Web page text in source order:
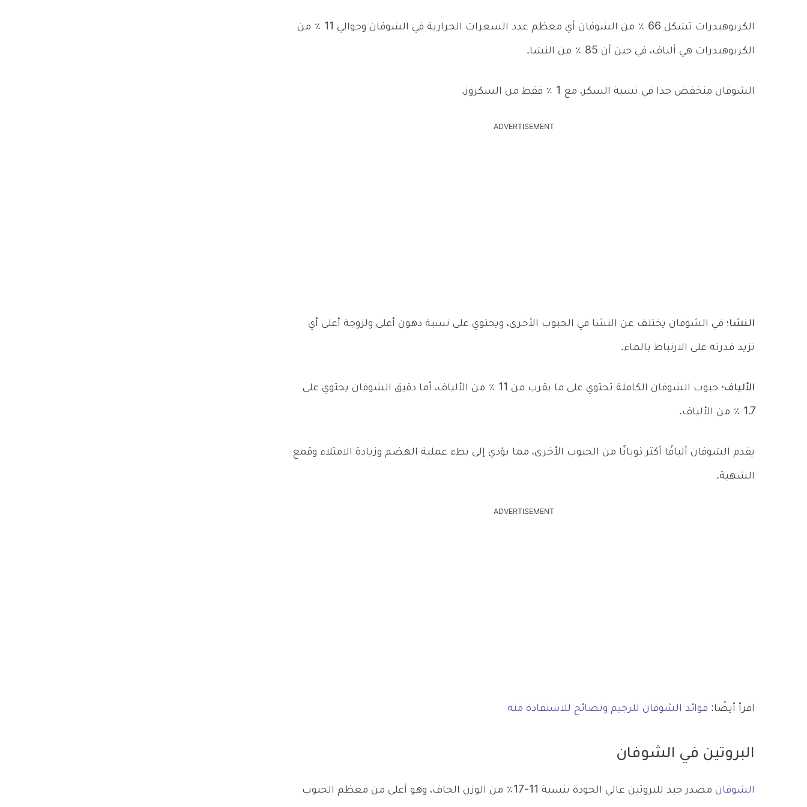
الكربوهيدرات تشكل 66 ٪ من الشوفان أي معظم عدد السعرات الحرارية في الشوفان وحوالي 11 ٪ من
الكربوهيدرات هي ألياف، في حين أن 85 ٪ من النشا.
الشوفان منخفض جدا في نسبة السكر، مع 1 ٪ فقط من السكروز.
ADVERTISEMENT
النشا؛ في الشوفان يختلف عن النشا في الحبوب الأخرى، ويحتوي على نسبة دهون أعلى ولزوجة أعلى أي
تزيد قدرته على الارتباط بالماء.
الألياف ؛ حبوب الشوفان الكاملة تحتوي على ما يقرب من 11 ٪ من الألياف، أما دقيق الشوفان يحتوي على
1.7 ٪ من الألياف.
يقدم الشوفان أليافًا أكثر ذوبانًا من الحبوب الأخرى، مما يؤدي إلى بطء عملية الهضم وزيادة الامتلاء وقمع
الشهية.
ADVERTISEMENT
اقرأ أيضًا: فوائد الشوفان للرجيم ونصائح للاستفادة منه
البروتين في الشوفان
الشوفان مصدر جيد للبروتين عالي الجودة بنسبة 11-17٪ من الوزن الجاف، وهو أعلى من معظم الحبوب